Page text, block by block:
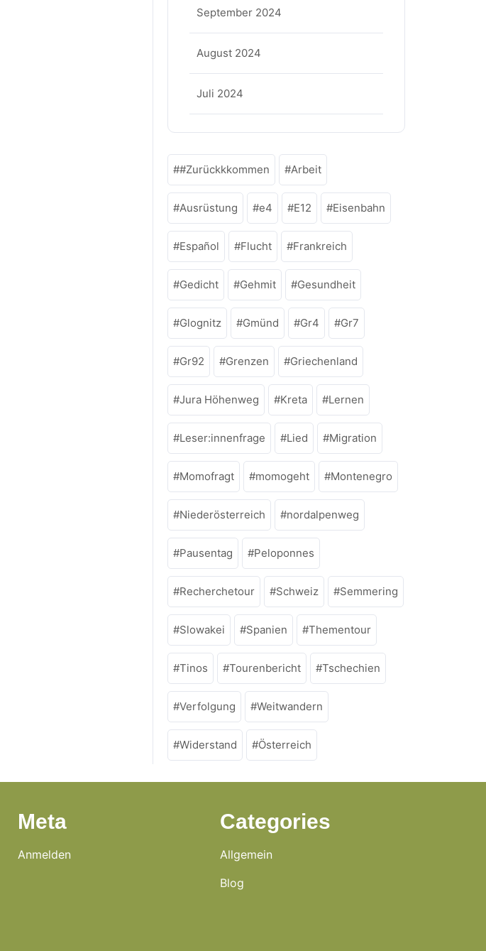
September 2024
August 2024
Juli 2024
#Zurückkkommen Arbeit
Ausrüstung e4 E12 Eisenbahn
Español Flucht Frankreich
Gedicht Gehmit Gesundheit
Glognitz Gmünd Gr4 Gr7
Gr92 Grenzen Griechenland
Jura Höhenweg Kreta Lernen
Leser:innenfrage Lied Migration
Momofragt momogeht Montenegro
Niederösterreich nordalpenweg
Pausentag Peloponnes
Recherchetour Schweiz Semmering
Slowakei Spanien Thementour
Tinos Tourenbericht Tschechien
Verfolgung Weitwandern
Widerstand Österreich
Meta
Anmelden
Categories
Allgemein
Blog